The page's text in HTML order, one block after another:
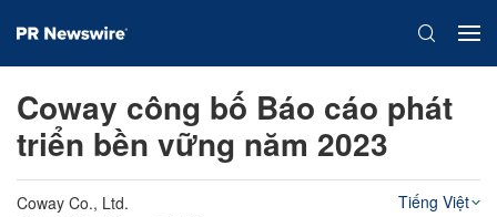
Coway công bố Báo cáo phát
triển bền vững năm 2023
Coway Co., Ltd. Tiếng Việt